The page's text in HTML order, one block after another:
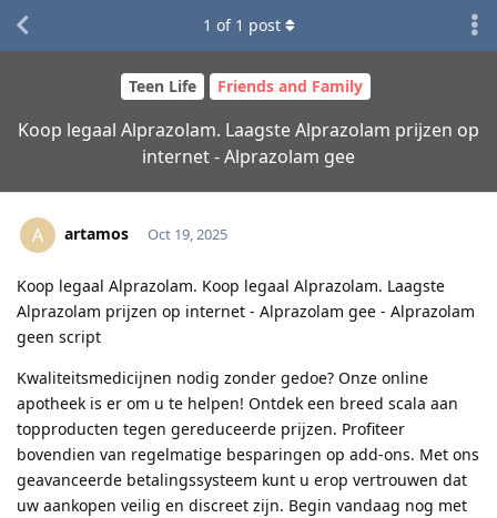
Teen Life Friends and Family
Koop legaal Alprazolam. Laagste Alprazolam prijzen op
internet - Alprazolam gee
1 of 1 post
A artamos Oct 19, 2025
Koop legaal Alprazolam. Koop legaal Alprazolam. Laagste
Alprazolam prijzen op internet - Alprazolam gee - Alprazolam
geen script
Kwaliteitsmedicijnen nodig zonder gedoe? Onze online
apotheek is er om u te helpen! Ontdek een breed scala aan
topproducten tegen gereduceerde prijzen. Profiteer
bovendien van regelmatige besparingen op add-ons. Met ons
geavanceerde betalingssysteem kunt u erop vertrouwen dat
uw aankopen veilig en discreet zijn. Begin vandaag nog met